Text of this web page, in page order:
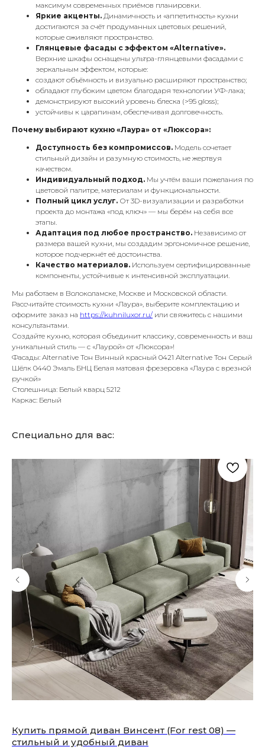
максимум современных приёмов планировки.
Яркие акценты. Динамичность и «аппетитность» кухни
достигаются за счёт продуманных цветовых решений,
которые оживляют пространство.
Глянцевые фасады с эффектом «Alternative».
Верхние шкафы оснащены ультра-глянцевыми фасадами с
зеркальным эффектом, которые:
создают объёмность и визуально расширяют пространство;
обладают глубоким цветом благодаря технологии УФ-лака;
демонстрируют высокий уровень блеска (>95 gloss);
устойчивы к царапинам, обеспечивая долговечность.
Почему выбирают кухню «Лаура» от «Люксора»:
Доступность без компромиссов. Модель сочетает
стильный дизайн и разумную стоимость, не жертвуя
качеством.
Индивидуальный подход. Мы учтём ваши пожелания по
цветовой палитре, материалам и функциональности.
Полный цикл услуг. От 3D-визуализации и разработки
проекта до монтажа «под ключ» — мы берём на себя все
этапы.
Адаптация под любое пространство. Независимо от
размера вашей кухни, мы создадим эргономичное решение,
которое подчеркнёт её достоинства.
Качество материалов. Используем сертифицированные
компоненты, устойчивые к интенсивной эксплуатации.
Мы работаем в Волоколамске, Москве и Московской области.
Рассчитайте стоимость кухни «Лаура», выберите комплектацию и
оформите заказ на https://kuhniluxor.ru/ или свяжитесь с нашими
консультантами.
Создайте кухню, которая объединит классику, современность и ваш
уникальный стиль — с «Лаурой» от «Люксора»!
Фасады: Alternative Тон Винный красный 0421 Alternative Тон Серый
Шёлк 0440 Эмаль БНЦ Белая матовая фрезеровка «Лаура с врезной
ручкой»
Столешница: Белый кварц 5212
Каркас: Белый
Специально для вас:
Купить прямой диван Винсент (For rest 08) —
стильный и удобный диван